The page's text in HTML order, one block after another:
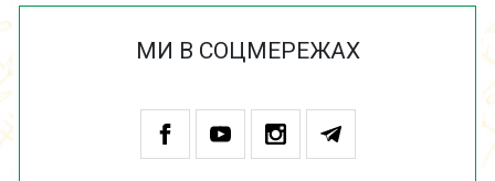
МИ В СОЦМЕРЕЖАХ